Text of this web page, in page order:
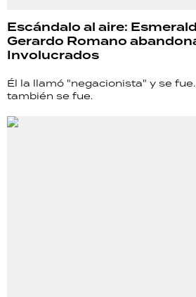
Escándalo al aire:
Gerardo Romano
Involucrados
Él la llamó "negacionista" y se
también se fue.